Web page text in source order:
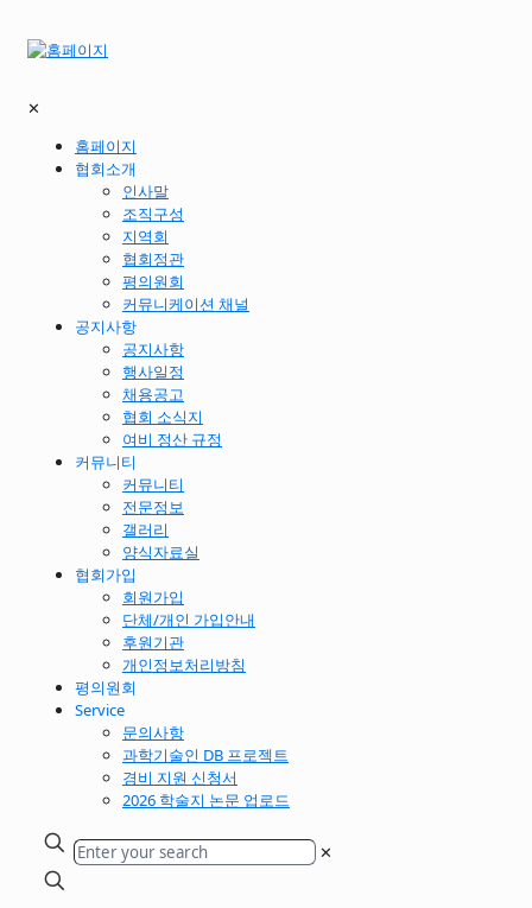
✕
홈페이지
협회소개
인사말
조직구성
지역회
협회정관
평의원회
커뮤니케이션 채널
공지사항
공지사항
행사일정
채용공고
협회 소식지
여비 정산 규정
커뮤니티
커뮤니티
전문정보
갤러리
양식자료실
협회가입
회원가입
단체/개인 가입안내
후원기관
개인정보처리방침
평의원회
Service
문의사항
과학기술인 DB 프로젝트
경비 지원 신청서
2026 학술지 논문 업로드
✕